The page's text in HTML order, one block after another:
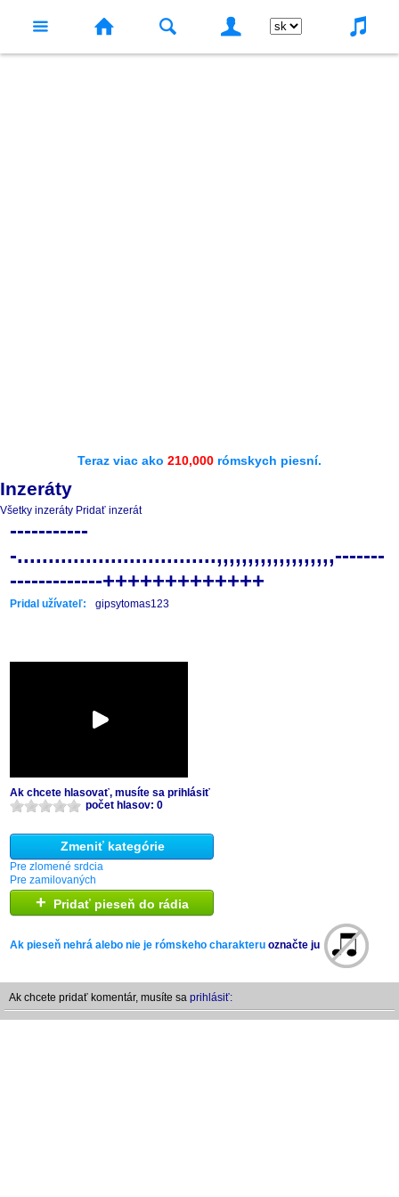
Teraz viac ako 210,000 rómskych piesní.
Inzeráty
Všetky inzeráty Pridať inzerát
-----------
-................................,,,,,,,,,,,,,,,,,,,-------
-------------+++++++++++++
Pridal užívateľ: gipsytomas123
Ak chcete hlasovať, musíte sa prihlásiť
počet hlasov: 0
Zmeniť kategórie
Pre zlomené srdcia
Pre zamilovaných
+ Pridať pieseň do rádia
Ak pieseň nehrá alebo nie je rómskeho charakteru označte ju
Ak chcete pridať komentár, musíte sa prihlásiť: